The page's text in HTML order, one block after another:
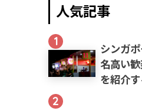
人気記事
1
シンガ
名高い
を紹介す
2